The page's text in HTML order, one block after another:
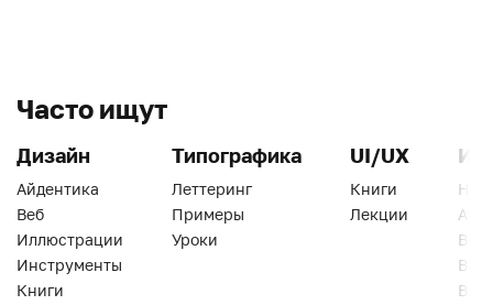
Часто ищут
Дизайн
Айдентика
Веб
Иллюстрации
Инструменты
Книги
Типографика
Леттеринг
Примеры
Уроки
UI/UX
Книги
Лекции
Веб